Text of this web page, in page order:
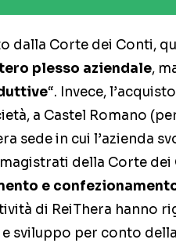
dalla Corte dei Conti,
plesso aziendale,
“. Invece,
a Castel Romano
sede in cui l’azienda
della Corte dei
e
di ReiThera hanno
e sviluppo per conto